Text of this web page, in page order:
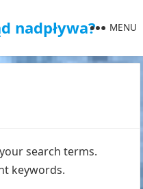
nadpływa? MENU
search terms.
keywords.